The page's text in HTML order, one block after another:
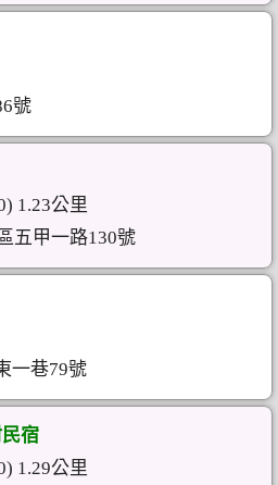
號
1.23公里
五甲一路130號
一巷79號
宿
1.29公里